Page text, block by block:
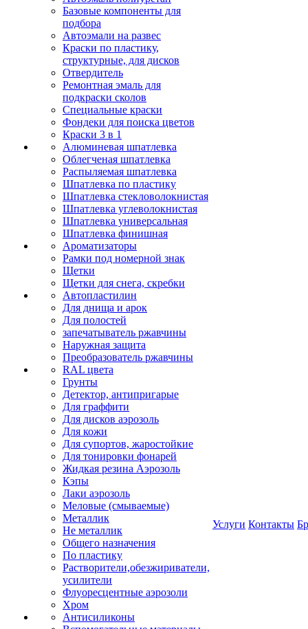
Базовые компоненты для
подбора
Автоэмали на развес
Краски по пластику,
структурные, для дисков
Отвердитель
Ремонтная эмаль для
подкраски сколов
Специальные краски
Фондеки для поиска цветов
Краски 3 в 1
Алюминевая шпатлевка
Облегченая шпатлевка
Распыляемая шпатлевка
Шпатлевка по пластику
Шпатлевка стекловолокнистая
Шпатлевка углеволокнистая
Шпатлевка универсальная
Шпатлевка финишная
Ароматизаторы
Рамки под номерной знак
Щетки
Щетки для снега, скребки
Автопластилин
Для днища и арок
Для полостей
запечатыватель ржавчины
Наружная защита
Преобразователь ржавчины
RAL цвета
Грунты
Детектор, антипригарые
Для граффити
Для дисков аэрозоль
Для кожи
Для супортов, жаростойкие
Для тонировки фонарей
Жидкая резина Аэрозоль
Кэпы
Лаки аэрозоль
Меловые (смываемые)
Металлик
Не металлик
Общего назначения
По пластику
Растворители,обезжириватели,
усилители
Флуоресцентные аэрозоли
Хром
Антисиликоны
Услуги Контакты